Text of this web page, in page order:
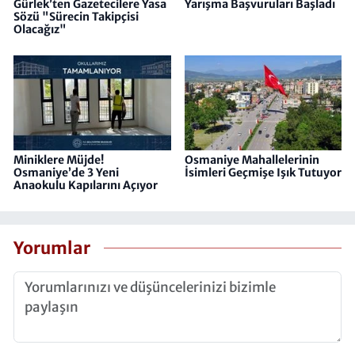
Gürlek’ten Gazetecilere Yasa
Sözü "Sürecin Takipçisi
Olacağız"
Yarışma Başvuruları Başladı
Miniklere Müjde!
Osmaniye’de 3 Yeni
Anaokulu Kapılarını Açıyor
Osmaniye Mahallelerinin
İsimleri Geçmişe Işık Tutuyor
Yorumlar